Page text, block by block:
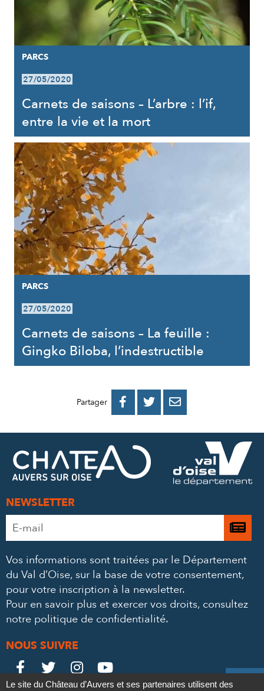
PARCS
27/05/2020
Carnets de saisons – L’arbre : l’if,
entre la vie et la mort
PARCS
27/05/2020
Carnets de saisons – La feuille :
Gingko Biloba, l’indestructible
Partager 
PARTAGER
FACEBOOK
PARTAGER
PARTAGER
MAIL
NEWSLETTER
Adresse
e-
*
Je
à
Vos informations sont traitées par le Département
du Val d’Oise, sur la base de votre consentement,
pour votre inscription à la newsletter.
Pour en savoir plus et exercer vos droits, consultez
notre politique de confidentialité.
NOUS SUIVRE
Le

Le

Le

Le

Le site du Château d’Auvers et ses partenaires utilisent des